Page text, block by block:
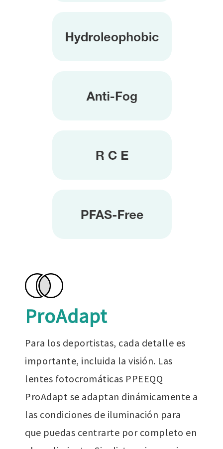
ProAdapt
Para los deportistas, cada detalle es
importante, incluida la visión. Las
lentes fotocromáticas PPEEQQ
ProAdapt se adaptan dinámicamente a
las condiciones de iluminación para
que puedas centrarte por completo en